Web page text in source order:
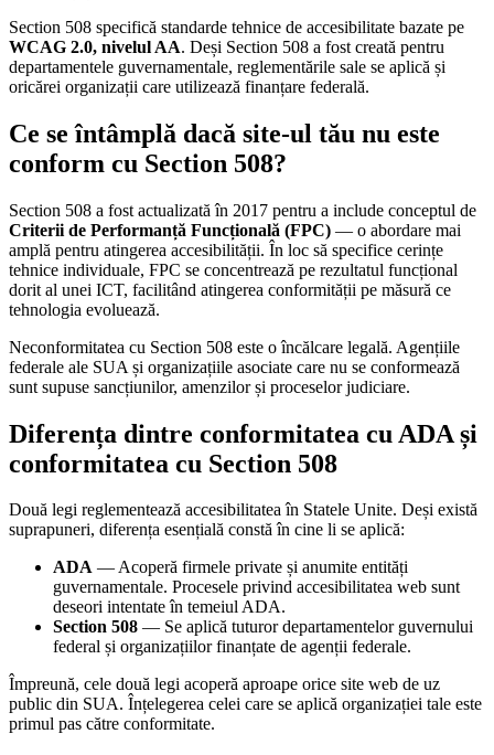
Section 508 specifică standarde tehnice de accesibilitate bazate pe
WCAG 2.0, nivelul AA. Deși Section 508 a fost creată pentru
departamentele guvernamentale, reglementările sale se aplică și
oricărei organizații care utilizează finanțare federală.
Ce se întâmplă dacă site-ul tău nu este
conform cu Section 508?
Section 508 a fost actualizată în 2017 pentru a include conceptul de
Criterii de Performanță Funcțională (FPC) — o abordare mai
amplă pentru atingerea accesibilității. În loc să specifice cerințe
tehnice individuale, FPC se concentrează pe rezultatul funcțional
dorit al unei ICT, facilitând atingerea conformității pe măsură ce
tehnologia evoluează.
Neconformitatea cu Section 508 este o încălcare legală. Agențiile
federale ale SUA și organizațiile asociate care nu se conformează
sunt supuse sancțiunilor, amenzilor și proceselor judiciare.
Diferența dintre conformitatea cu ADA și
conformitatea cu Section 508
Două legi reglementează accesibilitatea în Statele Unite. Deși există
suprapuneri, diferența esențială constă în cine li se aplică:
ADA — Acoperă firmele private și anumite entități
guvernamentale. Procesele privind accesibilitatea web sunt
deseori intentate în temeiul ADA.
Section 508 — Se aplică tuturor departamentelor guvernului
federal și organizațiilor finanțate de agenții federale.
Împreună, cele două legi acoperă aproape orice site web de uz
public din SUA. Înțelegerea celei care se aplică organizației tale este
primul pas către conformitate.